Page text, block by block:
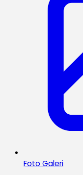
Foto Galeri